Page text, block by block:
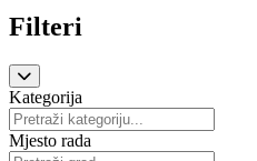
Filteri
Kategorija
Mjesto rada